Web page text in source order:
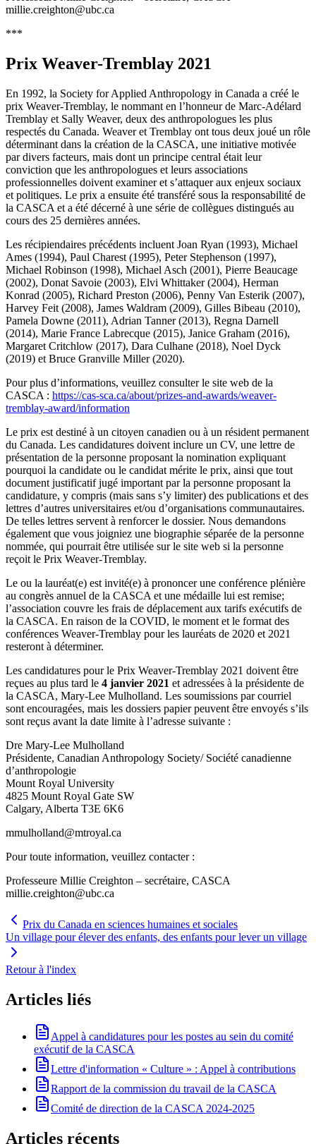
millie.creighton@ubc.ca
***
Prix Weaver-Tremblay 2021
En 1992, la Society for Applied Anthropology in Canada a créé le
prix Weaver-Tremblay, le nommant en l’honneur de Marc-Adélard
Tremblay et Sally Weaver, deux des anthropologues les plus
respectés du Canada. Weaver et Tremblay ont tous deux joué un rôle
déterminant dans la création de la CASCA, une initiative motivée
par divers facteurs, mais dont un principe central était leur
conviction que les anthropologues et leurs associations
professionnelles doivent examiner et s’attaquer aux enjeux sociaux
et politiques. Le prix a ensuite été transféré sous la responsabilité de
la CASCA et a été décerné à une série de collègues distingués au
cours des 25 dernières années.
Les récipiendaires précédents incluent Joan Ryan (1993), Michael
Ames (1994), Paul Charest (1995), Peter Stephenson (1997),
Michael Robinson (1998), Michael Asch (2001), Pierre Beaucage
(2002), Donat Savoie (2003), Elvi Whittaker (2004), Herman
Konrad (2005), Richard Preston (2006), Penny Van Esterik (2007),
Harvey Feit (2008), James Waldram (2009), Gilles Bibeau (2010),
Pamela Downe (2011), Adrian Tanner (2013), Regna Darnell
(2014), Marie France Labrecque (2015), Janice Graham (2016),
Margaret Critchlow (2017), Dara Culhane (2018), Noel Dyck
(2019) et Bruce Granville Miller (2020).
Pour plus d’informations, veuillez consulter le site web de la
CASCA : https://cas-sca.ca/about/prizes-and-awards/weaver-
tremblay-award/information
Le prix est destiné à un citoyen canadien ou à un résident permanent
du Canada. Les candidatures doivent inclure un CV, une lettre de
présentation de la personne proposant la nomination expliquant
pourquoi la candidate ou le candidat mérite le prix, ainsi que tout
document justificatif jugé important par la personne proposant la
candidature, y compris (mais sans s’y limiter) des publications et des
lettres d’autres universitaires et/ou d’organisations communautaires.
De telles lettres servent à renforcer le dossier. Nous demandons
également que vous joigniez une biographie séparée de la personne
nommée, qui pourrait être utilisée sur le site web si la personne
reçoit le Prix Weaver-Tremblay.
Le ou la lauréat(e) est invité(e) à prononcer une conférence plénière
au congrès annuel de la CASCA et une médaille lui est remise;
l’association couvre les frais de déplacement aux tarifs exécutifs de
la CASCA. En raison de la COVID, le moment et le format des
conférences Weaver-Tremblay pour les lauréats de 2020 et 2021
resteront à déterminer.
Les candidatures pour le Prix Weaver-Tremblay 2021 doivent être
reçues au plus tard le 4 janvier 2021 et adressées à la présidente de
la CASCA, Mary-Lee Mulholland. Les soumissions par courriel
sont encouragées, mais les dossiers papier peuvent être envoyés s’ils
sont reçus avant la date limite à l’adresse suivante :
Dre Mary-Lee Mulholland
Présidente, Canadian Anthropology Society/ Société canadienne
d’anthropologie
Mount Royal University
4825 Mount Royal Gate SW
Calgary, Alberta T3E 6K6
mmulholland@mtroyal.ca
Pour toute information, veuillez contacter :
Professeure Millie Creighton – secrétaire, CASCA
millie.creighton@ubc.ca
Prix du Canada en sciences humaines et sociales
Un village pour élever des enfants, des enfants pour lever un village
Retour à l'index
Articles liés
Appel à candidatures pour les postes au sein du comité
exécutif de la CASCA
Lettre d'information « Culture » : Appel à contributions
Rapport de la commission du travail de la CASCA
Comité de direction de la CASCA 2024-2025
Articles récents